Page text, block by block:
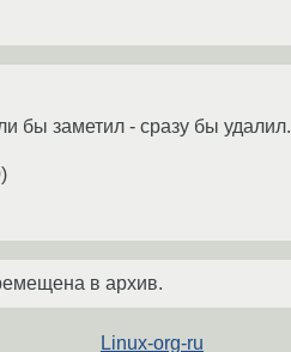
бы заметил - сразу бы удалил.
)
в архив.
Linux-org-ru